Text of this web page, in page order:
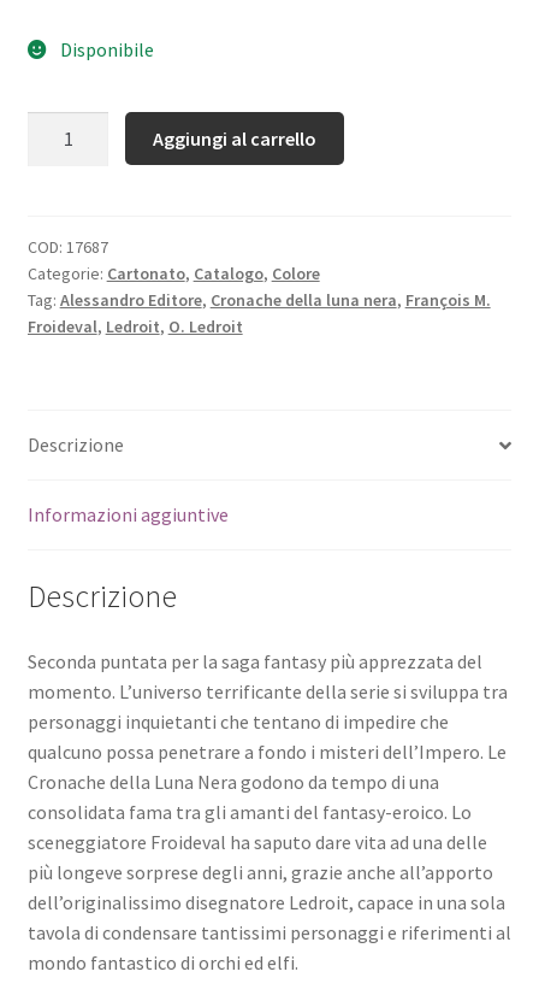
Disponibile
Aggiungi al carrello
COD: 17687
Categorie: Cartonato, Catalogo, Colore
Tag: Alessandro Editore, Cronache della luna nera, François M.
Froideval, Ledroit, O. Ledroit
Descrizione
Informazioni aggiuntive
Descrizione
Seconda puntata per la saga fantasy più apprezzata del
momento. L’universo terrificante della serie si sviluppa tra
personaggi inquietanti che tentano di impedire che
qualcuno possa penetrare a fondo i misteri dell’Impero. Le
Cronache della Luna Nera godono da tempo di una
consolidata fama tra gli amanti del fantasy-eroico. Lo
sceneggiatore Froideval ha saputo dare vita ad una delle
più longeve sorprese degli anni, grazie anche all’apporto
dell’originalissimo disegnatore Ledroit, capace in una sola
tavola di condensare tantissimi personaggi e riferimenti al
mondo fantastico di orchi ed elfi.